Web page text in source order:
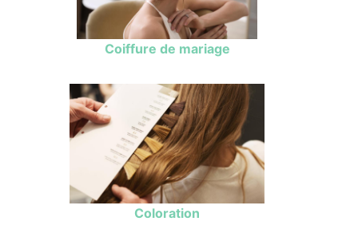
Coiffure de mariage
Coloration